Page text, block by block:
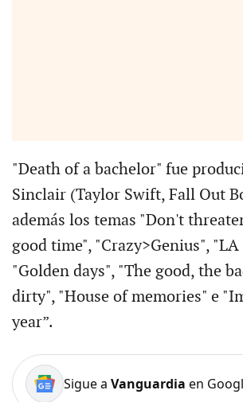
"Death of a bachelor" fue
Sinclair (Taylor Swift, Fall Out
además los temas "Don't
good time", "Crazy>Genius", "LA
"Golden days", "The good, the
dirty", "House of memories" e
year”.
Sigue a Vanguardia en